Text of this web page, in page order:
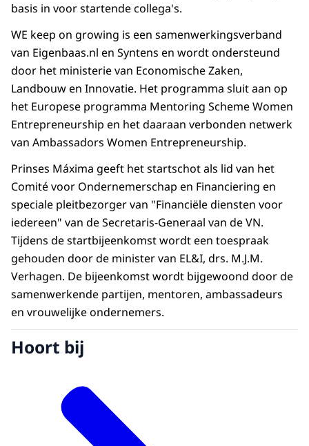
basis in voor startende collega's.
WE keep on growing is een samenwerkingsverband
van Eigenbaas.nl en Syntens en wordt ondersteund
door het ministerie van Economische Zaken,
Landbouw en Innovatie. Het programma sluit aan op
het Europese programma Mentoring Scheme Women
Entrepreneurship en het daaraan verbonden netwerk
van Ambassadors Women Entrepreneurship.
Prinses Máxima geeft het startschot als lid van het
Comité voor Ondernemerschap en Financiering en
speciale pleitbezorger van "Financiële diensten voor
iedereen" van de Secretaris-Generaal van de VN.
Tijdens de startbijeenkomst wordt een toespraak
gehouden door de minister van EL&I, drs. M.J.M.
Verhagen. De bijeenkomst wordt bijgewoond door de
samenwerkende partijen, mentoren, ambassadeurs
en vrouwelijke ondernemers.
Hoort bij